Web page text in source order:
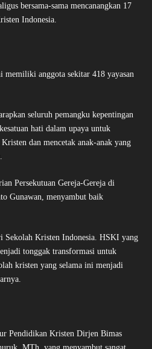
bersama-sama mencanangkan 17
Indonesia.
anggota sekitar 418 yayasan
seluruh pemangku kepentingan
hati dalam upaya untuk
dan mencetak anak-anak yang
Persekutuan Gereja-Gereja di
Gunawan, menyambut baik
Sekolah Kristen Indonesia. HSKI yang
tonggak transformasi untuk
kristen yang selama ini menjadi
Pendidikan Kristen Dirjen Bimas